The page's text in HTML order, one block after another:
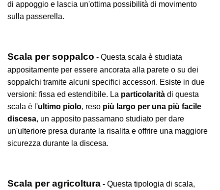
di appoggio e lascia un'ottima possibilità di movimento
sulla passerella.
Scala per soppalco - Questa scala è studiata
appositamente per essere ancorata alla parete o su dei
soppalchi tramite alcuni specifici accessori. Esiste in due
versioni: fissa ed estendibile. La particolarità di questa
scala è l'ultimo piolo, reso più largo per una più facile
discesa, un apposito passamano studiato per dare
un'ulteriore presa durante la risalita e offrire una maggiore
sicurezza durante la discesa.
Scala per agricoltura - Questa tipologia di scala,